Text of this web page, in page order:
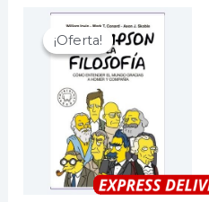
¡Oferta!
¡Oferta!